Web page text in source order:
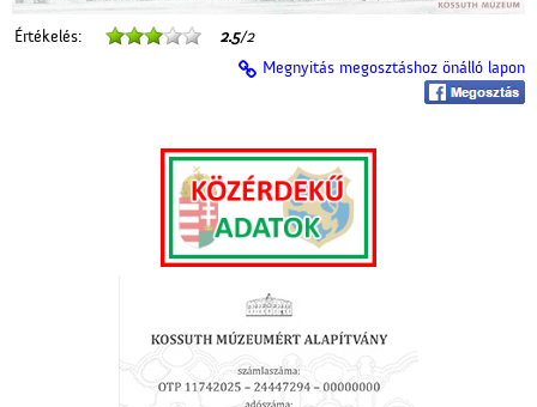
Értékelés: 2.5/2
Megnyitás megosztáshoz önálló lapon